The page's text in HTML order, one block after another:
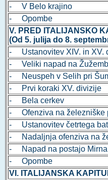
- V Belo krajino
- Opombe
V. PRED ITALIJANSKO
(Od 5. julija do 8.
- Ustanovitev XIV. in XV.
- Veliki napad na
- Neuspeh v Selih pri
- Prvi koraki XV. divizije
- Bela cerkev
- Ofenziva na železniške
- Ustanovitev četrtega
- Nadaljnja ofenziva na
- Napad na postajo Mirna
- Opombe
VI. ITALIJANSKA